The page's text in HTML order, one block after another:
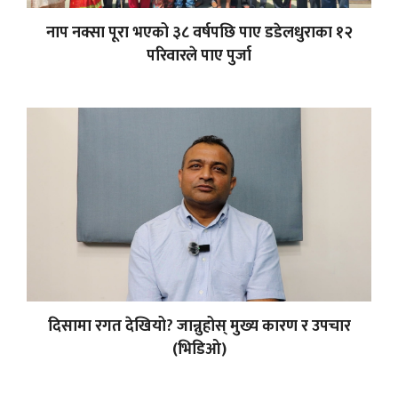
नाप नक्सा पूरा भएको ३८ वर्षपछि पाए डडेलधुराका १२
परिवारले पाए पुर्जा
दिसामा रगत देखियो? जान्नुहोस् मुख्य कारण र उपचार
(भिडिओ)